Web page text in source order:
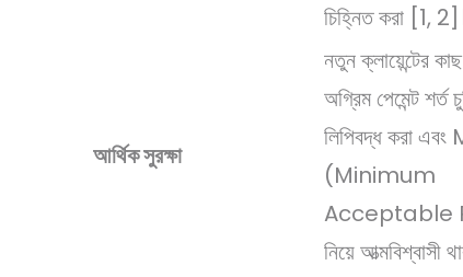
চিহ্নিত করা [1,
আর্থিক সুরক্ষা
নতুন ক্লায়েন্টের
অগ্রিম পেমেন্ট শর্ত
লিপিবদ্ধ করা এবং
(Minimum
Acceptable
নিয়ে